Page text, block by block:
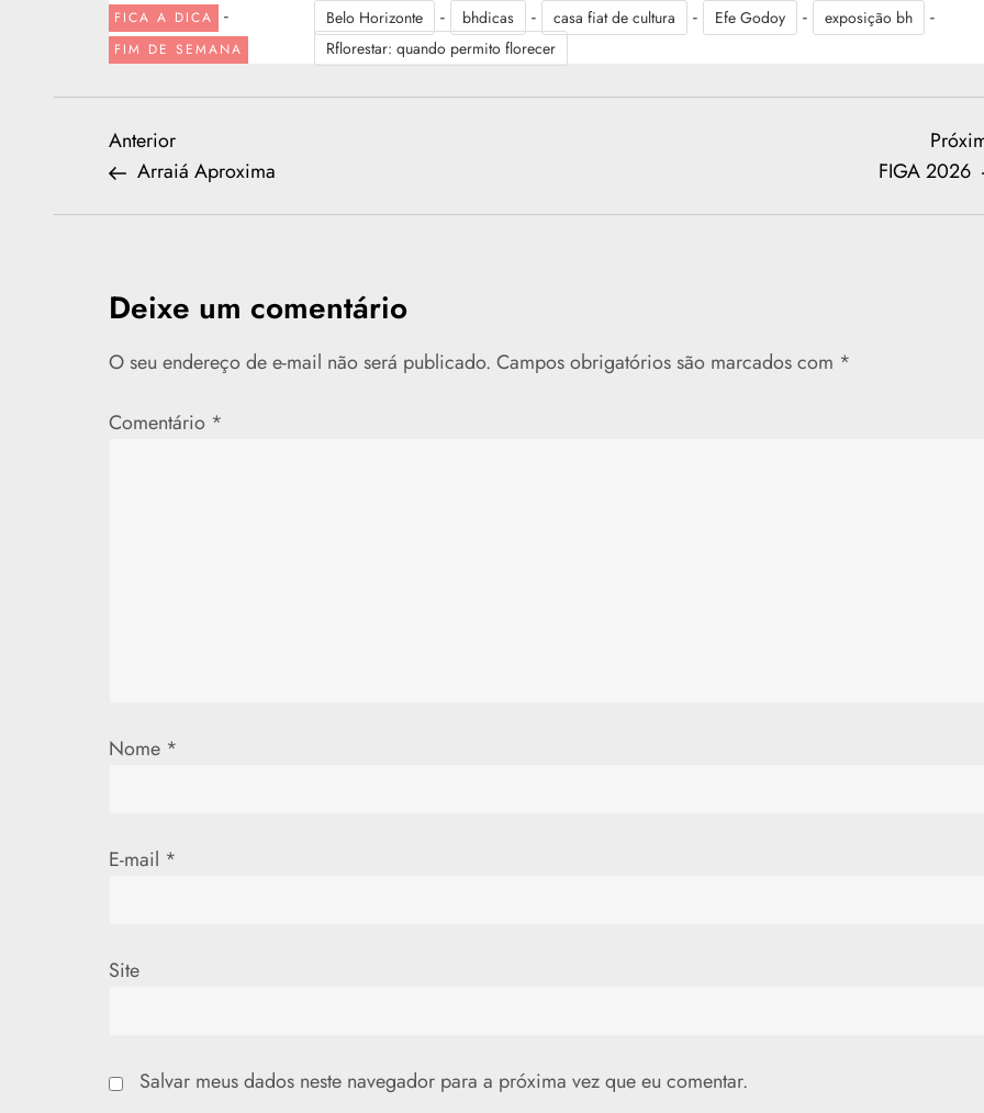
FICA A DICA -
FIM DE SEMANA
Belo Horizonte - bhdicas - casa fiat de cultura - Efe Godoy - exposição bh -
Rflorestar: quando permito florecer
N
a
e
g
a
o
t
Previous
Post
Anterior
Arraiá Aproxima
FIGA 2026
Deixe um comentário
O seu endereço de e-mail não será publicado. Campos obrigatórios são marcados com *
Comentário *
Nome *
E-mail *
Site
Salvar meus dados neste navegador para a próxima vez que eu comentar.